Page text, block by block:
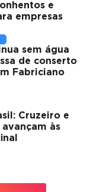
e
empresas
sem água
de conserto
Fabriciano
Cruzeiro e
às